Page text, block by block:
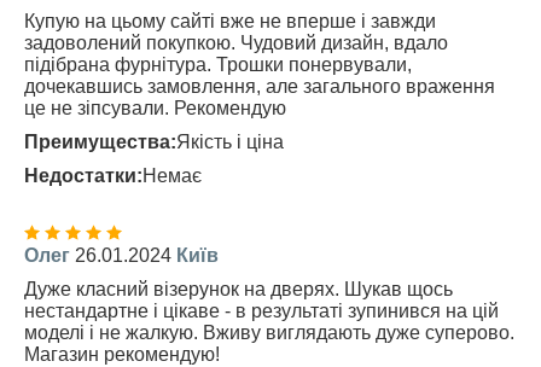
Купую на цьому сайті вже не вперше і завжди
задоволений покупкою. Чудовий дизайн, вдало
підібрана фурнітура. Трошки понервували,
дочекавшись замовлення, але загального враження
це не зіпсували. Рекомендую
Преимущества:Якість і ціна
Недостатки:Немає
Олег 26.01.2024 Київ
Дуже класний візерунок на дверях. Шукав щось
нестандартне і цікаве - в результаті зупинився на цій
моделі і не жалкую. Вживу виглядають дуже суперово.
Магазин рекомендую!